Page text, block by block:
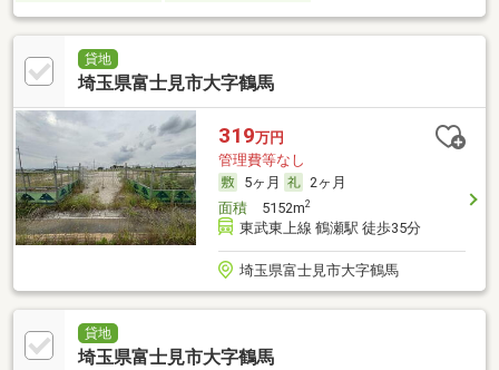
貸地
埼玉県富士見市大字鶴馬
319万円
管理費等なし
5ヶ月
2ヶ月
面積5152m2
東武東上線 鶴瀬駅 徒歩35分
埼玉県富士見市大字鶴馬
貸地
埼玉県富士見市大字鶴馬